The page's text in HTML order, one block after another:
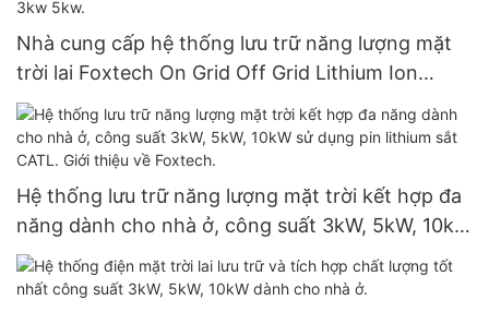
Nhà cung cấp hệ thống lưu trữ năng lượng mặt
trời lai Foxtech On Grid Off Grid Lithium Ion
Battery với biến tần lai 3kw 5kw.
Hệ thống lưu trữ năng lượng mặt trời kết hợp đa
năng dành cho nhà ở, công suất 3kW, 5kW, 10kW
sử dụng pin lithium sắt CATL. Giới thiệu về
Foxtech.